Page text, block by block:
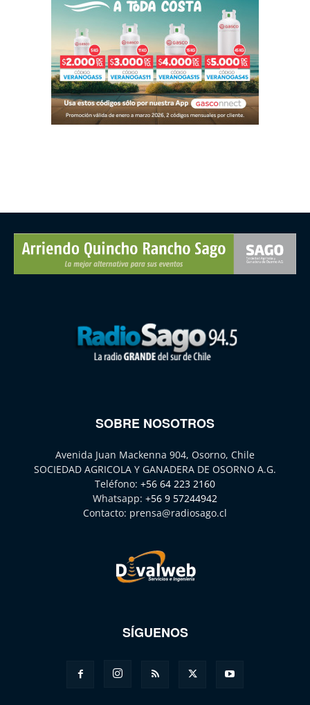
SOBRE NOSOTROS
Avenida Juan Mackenna 904, Osorno, Chile
SOCIEDAD AGRICOLA Y GANADERA DE OSORNO A.G.
Teléfono: +56 64 223 2160
Whatsapp: +56 9 57244942
Contacto: prensa@radiosago.cl
SÍGUENOS